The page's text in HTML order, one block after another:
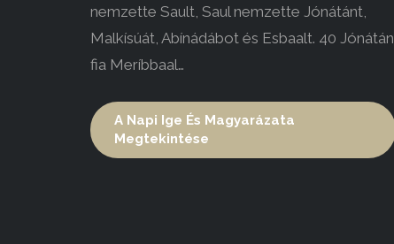
nemzette Sault, Saul nemzette Jónátánt,
Malkísúát, Abínádábot és Esbaalt. 40 Jónátán
fia Meríbbaal…
A Napi Ige És Magyarázata
Megtekintése